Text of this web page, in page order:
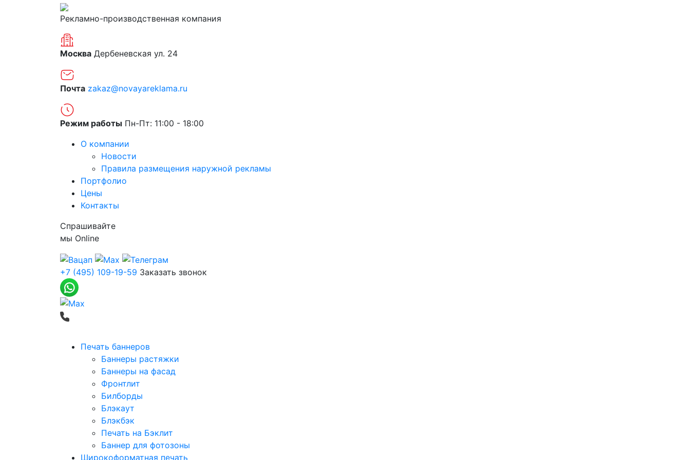
Рекламно-производственная компания
Москва Дербеневская ул. 24
Почта zakaz@novayareklama.ru
Режим работы Пн-Пт: 11:00 - 18:00
О компании
Новости
Правила размещения наружной рекламы
Портфолио
Цены
Контакты
Спрашивайте
мы Online
+7 (495) 109-19-59 Заказать звонок
Печать баннеров
Баннеры растяжки
Баннеры на фасад
Фронтлит
Билборды
Блэкаут
Блэкбэк
Печать на Бэклит
Баннер для фотозоны
Широкоформатная печать